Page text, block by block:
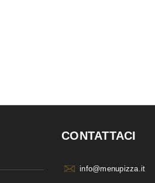
CONTATTACI
info@menupizza.it